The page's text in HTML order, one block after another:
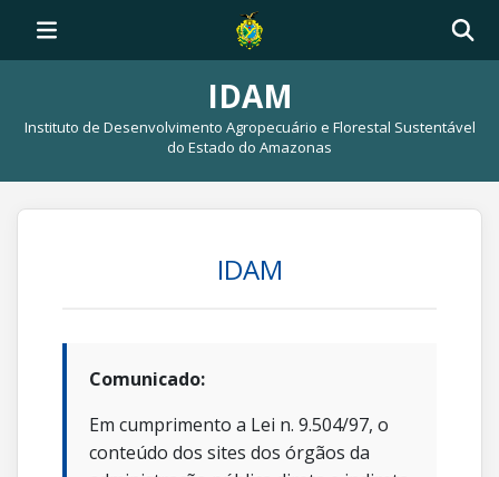
IDAM
Instituto de Desenvolvimento Agropecuário e Florestal Sustentável
do Estado do Amazonas
IDAM
Comunicado:
Em cumprimento a Lei n. 9.504/97, o
conteúdo dos sites dos órgãos da